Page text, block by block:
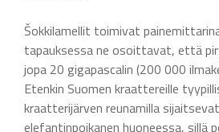
Šokkilamellit toimivat
tapauksessa ne osoittavat, että
jopa 20 gigapascalin (200 000
Etenkin Suomen kraattereille
kraatterijärven reunamilla
elefantinpoikanen huoneessa, sillä